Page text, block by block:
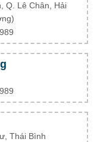
Q. Lê Chân, Hải
Thái Bình